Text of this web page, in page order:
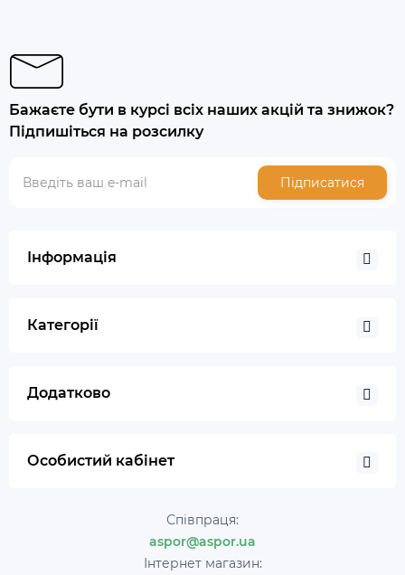
Бажаєте бути в курсі всіх наших акцій та знижок?
Підпишіться на розсилку
Підписатися
Інформація
Категорії
Додатково
Особистий кабінет
Співпраця:
aspor@aspor.ua
Інтернет магазин: